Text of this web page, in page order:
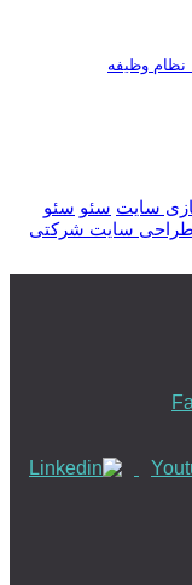
نظام وظیفه
سایت سئو سئو
طراحی سایت شرکتی